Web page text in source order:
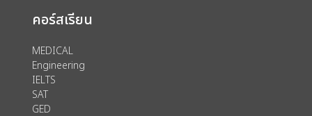
คอร์สเรียน
MEDICAL
Engineering
IELTS
SAT
GED